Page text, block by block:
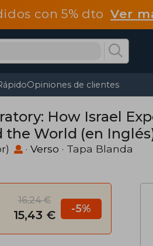
con 5% dtoVer
Opiniones de clientes
How Israel
World (en
· Verso · Tapa Blanda
16,24 €
15,43 € -5%